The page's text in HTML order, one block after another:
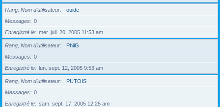
Rang, Nom d’utilisateur
ouide
Messages
0
Enregistré le
mer. juil. 20, 2005 11:53 am
Rang, Nom d’utilisateur
PhilG
Messages
0
Enregistré le
lun. sept. 12, 2005 9:53 am
Rang, Nom d’utilisateur
PUTOIS
Messages
0
Enregistré le
sam. sept. 17, 2005 12:25 am